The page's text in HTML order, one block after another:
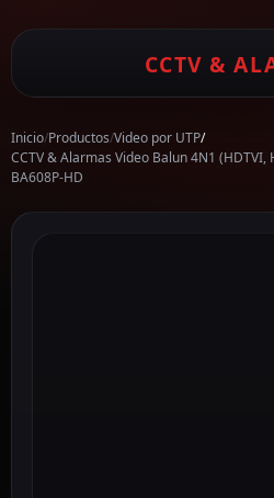
CCTV &
Inicio/Productos/Video por UTP/
CCTV & Alarmas Video Balun 4N1 (HDTVI,
BA608P-HD